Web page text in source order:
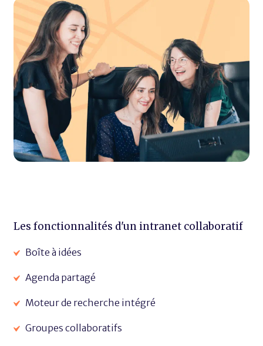
Les fonctionnalités d'un intranet collaboratif
Boîte à idées
Agenda partagé
Moteur de recherche intégré
Groupes collaboratifs